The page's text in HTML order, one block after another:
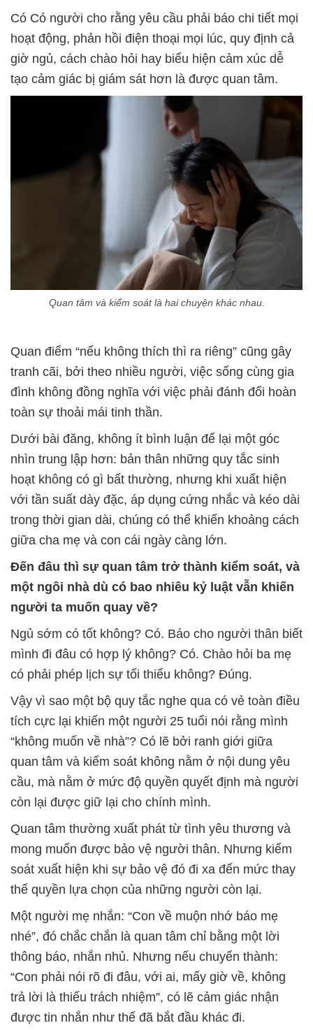
Có Có người cho rằng yêu cầu phải báo chi tiết mọi
hoạt động, phản hồi điện thoại mọi lúc, quy định cả
giờ ngủ, cách chào hỏi hay biểu hiện cảm xúc dễ
tạo cảm giác bị giám sát hơn là được quan tâm.
Quan tâm và kiểm soát là hai chuyện khác nhau.
Quan điểm “nếu không thích thì ra riêng” cũng gây
tranh cãi, bởi theo nhiều người, việc sống cùng gia
đình không đồng nghĩa với việc phải đánh đổi hoàn
toàn sự thoải mái tinh thần.
Dưới bài đăng, không ít bình luận để lại một góc
nhìn trung lập hơn: bản thân những quy tắc sinh
hoạt không có gì bất thường, nhưng khi xuất hiện
với tần suất dày đặc, áp dụng cứng nhắc và kéo dài
trong thời gian dài, chúng có thể khiến khoảng cách
giữa cha mẹ và con cái ngày càng lớn.
Đến đâu thì sự quan tâm trở thành kiểm soát, và
một ngôi nhà dù có bao nhiêu kỷ luật vẫn khiến
người ta muốn quay về?
Ngủ sớm có tốt không? Có. Báo cho người thân biết
mình đi đâu có hợp lý không? Có. Chào hỏi ba mẹ
có phải phép lịch sự tối thiểu không? Đúng.
Vậy vì sao một bộ quy tắc nghe qua có vẻ toàn điều
tích cực lại khiến một người 25 tuổi nói rằng mình
“không muốn về nhà”? Có lẽ bởi ranh giới giữa
quan tâm và kiểm soát không nằm ở nội dung yêu
cầu, mà nằm ở mức độ quyền quyết định mà người
còn lại được giữ lại cho chính mình.
Quan tâm thường xuất phát từ tình yêu thương và
mong muốn được bảo vệ người thân. Nhưng kiểm
soát xuất hiện khi sự bảo vệ đó đi xa đến mức thay
thế quyền lựa chọn của những người còn lại.
Một người mẹ nhắn: “Con về muộn nhớ báo mẹ
nhé”, đó chắc chắn là quan tâm chỉ bằng một lời
thông báo, nhắn nhủ. Nhưng nếu chuyển thành:
“Con phải nói rõ đi đâu, với ai, mấy giờ về, không
trả lời là thiếu trách nhiệm”, có lẽ cảm giác nhận
được tin nhắn như thế đã bắt đầu khác đi.